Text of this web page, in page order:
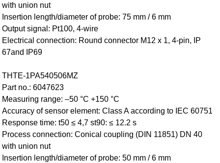
with union nut
Insertion length/diameter of probe: 75 mm / 6 mm
Output signal: Pt100, 4-wire
Electrical connection: Round connector M12 x 1, 4-pin, IP
67and IP69
THTE-1PA540506MZ
Part no.: 6047623
Measuring range: –50 °C +150 °C
Accuracy of sensor element: Class A according to IEC 60751
Response time: t50 ≤ 4,7 st90: ≤ 12.2 s
Process connection: Conical coupling (DIN 11851) DN 40
with union nut
Insertion length/diameter of probe: 50 mm / 6 mm